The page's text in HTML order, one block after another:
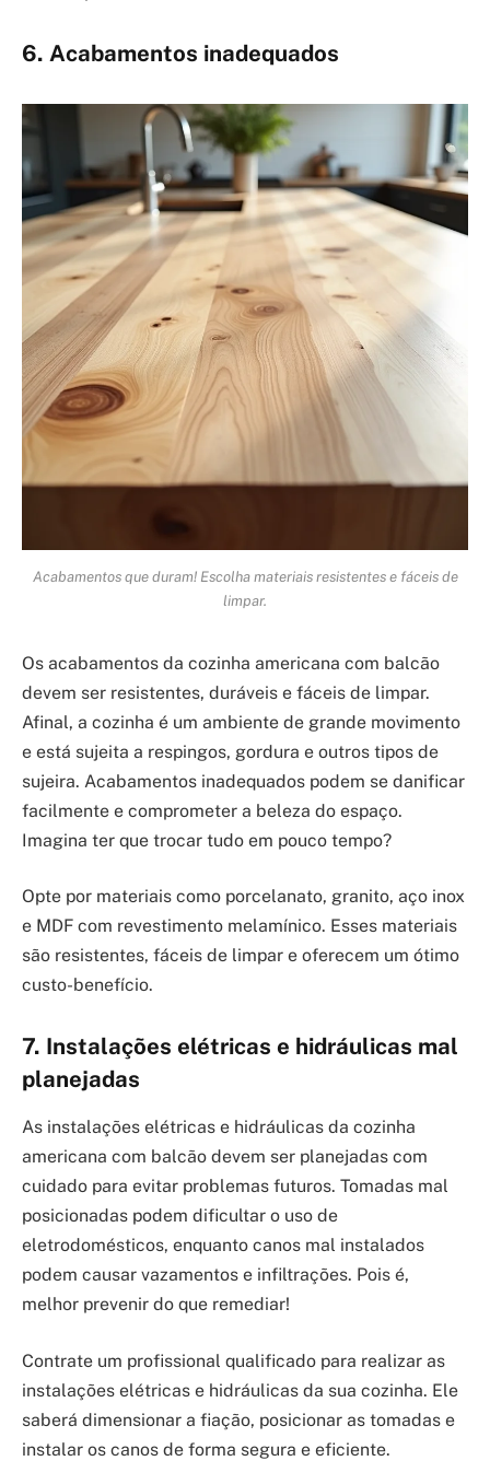
6. Acabamentos inadequados
Acabamentos que duram! Escolha materiais resistentes e fáceis de
limpar.
Os acabamentos da cozinha americana com balcão
devem ser resistentes, duráveis e fáceis de limpar.
Afinal, a cozinha é um ambiente de grande movimento
e está sujeita a respingos, gordura e outros tipos de
sujeira. Acabamentos inadequados podem se danificar
facilmente e comprometer a beleza do espaço.
Imagina ter que trocar tudo em pouco tempo?
Opte por materiais como porcelanato, granito, aço inox
e MDF com revestimento melamínico. Esses materiais
são resistentes, fáceis de limpar e oferecem um ótimo
custo-benefício.
7. Instalações elétricas e hidráulicas mal
planejadas
As instalações elétricas e hidráulicas da cozinha
americana com balcão devem ser planejadas com
cuidado para evitar problemas futuros. Tomadas mal
posicionadas podem dificultar o uso de
eletrodomésticos, enquanto canos mal instalados
podem causar vazamentos e infiltrações. Pois é,
melhor prevenir do que remediar!
Contrate um profissional qualificado para realizar as
instalações elétricas e hidráulicas da sua cozinha. Ele
saberá dimensionar a fiação, posicionar as tomadas e
instalar os canos de forma segura e eficiente.